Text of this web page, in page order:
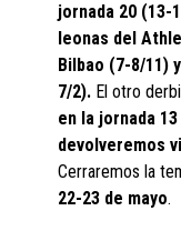
jornada 20 (13-
leonas del
Bilbao (7-8/11)
7/2). El otro
en la jornada
devolveremos
Cerraremos la
22-23 de mayo.